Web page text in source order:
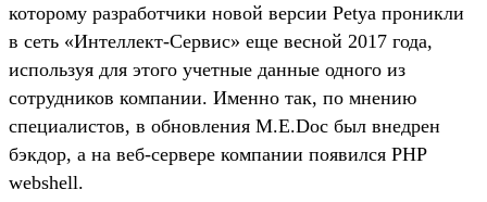
которому разработчики новой версии Petya проникли
в сеть «Интеллект-Сервис» еще весной 2017 года,
используя для этого учетные данные одного из
сотрудников компании. Именно так, по мнению
специалистов, в обновления M.E.Doc был внедрен
бэкдор, а на веб-сервере компании появился PHP
webshell.